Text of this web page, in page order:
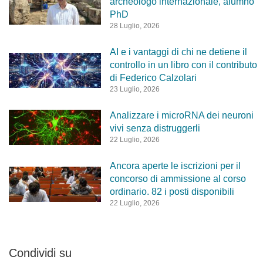
PhD
28 Luglio, 2026
AI e i vantaggi di chi ne detiene il
controllo in un libro con il contributo
di Federico Calzolari
23 Luglio, 2026
Analizzare i microRNA dei neuroni
vivi senza distruggerli
22 Luglio, 2026
Ancora aperte le iscrizioni per il
concorso di ammissione al corso
ordinario. 82 i posti disponibili
22 Luglio, 2026
Condividi su